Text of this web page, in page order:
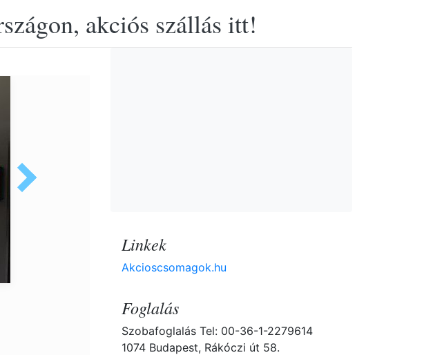
akciós szállás itt!
Linkek
Akcioscsomagok.hu
Foglalás
Szobafoglalás Tel: 00-36-1-2279614
1074 Budapest, Rákóczi út 58.